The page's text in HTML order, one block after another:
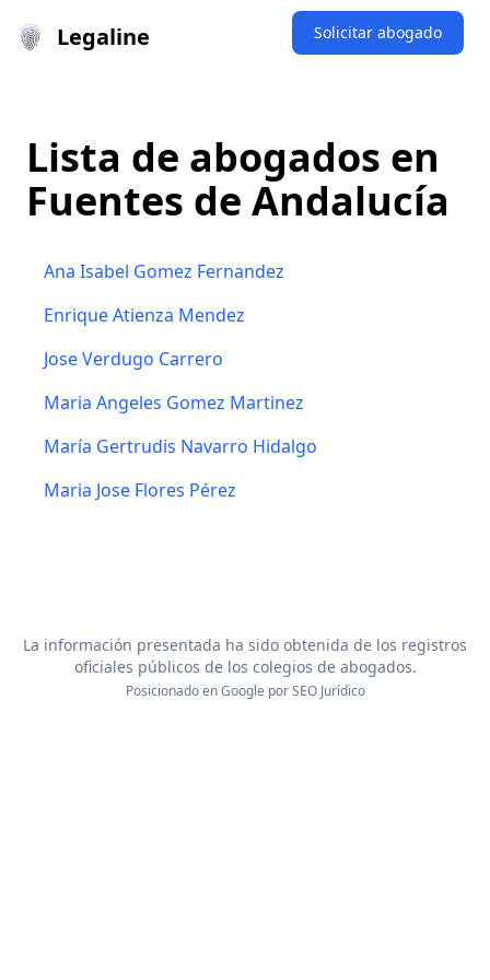
Legaline Solicitar abogado
Lista de abogados en
Fuentes de Andalucía
Ana Isabel Gomez Fernandez
Enrique Atienza Mendez
Jose Verdugo Carrero
Maria Angeles Gomez Martinez
María Gertrudis Navarro Hidalgo
Maria Jose Flores Pérez
La información presentada ha sido obtenida de los registros
oficiales públicos de los colegios de abogados.
Posicionado en Google porSEO Jurídico